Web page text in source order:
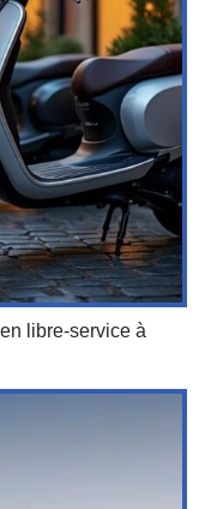
libre-service à